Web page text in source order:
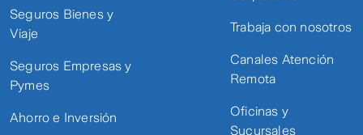
Seguros Bienes y
Viaje
Seguros Empresas y
Pymes
Ahorro e Inversión
Trabaja con nosotros
Canales Atención
Remota
Oficinas y
Sucursales